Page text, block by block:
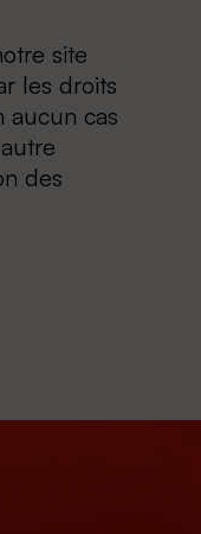
site
les droits
aucun cas
des